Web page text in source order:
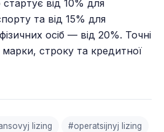
від 10% для
та від 15% для
осіб — від 20%. Точні
строку та кредитної
lizing #operatsijnyj lizing